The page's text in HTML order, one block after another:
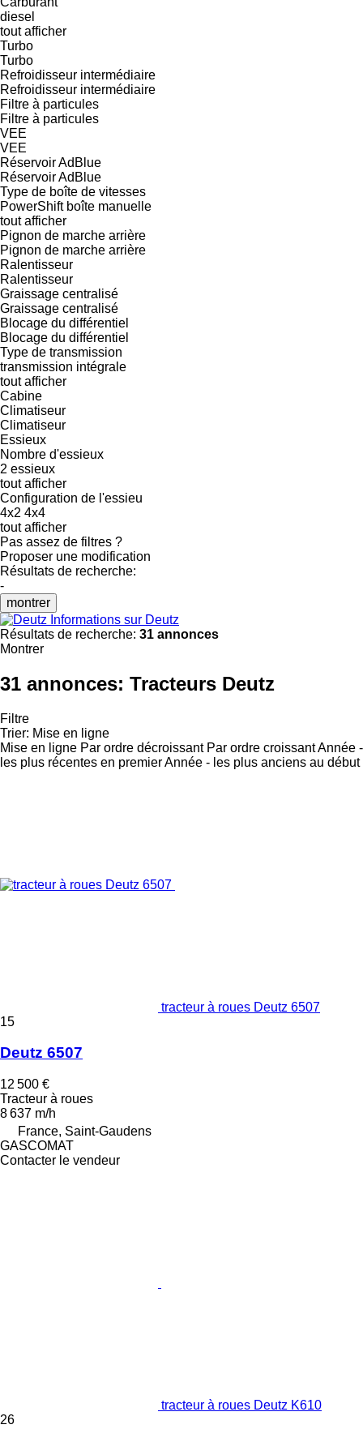
diesel
tout afficher
Turbo
Turbo
Refroidisseur intermédiaire
Refroidisseur intermédiaire
Filtre à particules
Filtre à particules
VEE
VEE
Réservoir AdBlue
Réservoir AdBlue
Type de boîte de vitesses
PowerShift boîte manuelle
tout afficher
Pignon de marche arrière
Pignon de marche arrière
Ralentisseur
Ralentisseur
Graissage centralisé
Graissage centralisé
Blocage du différentiel
Blocage du différentiel
Type de transmission
transmission intégrale
tout afficher
Cabine
Climatiseur
Climatiseur
Essieux
Nombre d'essieux
2 essieux
tout afficher
Configuration de l'essieu
4x2 4x4
tout afficher
Pas assez de filtres ?
Proposer une modification
Résultats de recherche:
-
montrer
Informations sur Deutz
Résultats de recherche: 31 annonces
Montrer
31 annonces: Tracteurs Deutz
Filtre
Trier: Mise en ligne
Mise en ligne Par ordre décroissant Par ordre croissantAnnée -
les plus récentes en premierAnnée - les plus anciens au début
tracteur à roues Deutz 6507
15
Deutz 6507
12 500 €
Tracteur à roues
8 637 m/h
France, Saint-Gaudens
GASCOMAT
Contacter le vendeur
tracteur à roues Deutz K610
26